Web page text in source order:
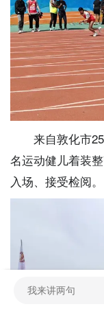
直播
来自敦化市
名运动健儿着装
入场、接受检阅。